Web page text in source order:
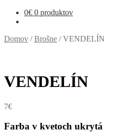
0€ 0 produktov
Domov /Brošne /VENDELÍN
VENDELÍN
7€
Farba v kvetoch ukrytá